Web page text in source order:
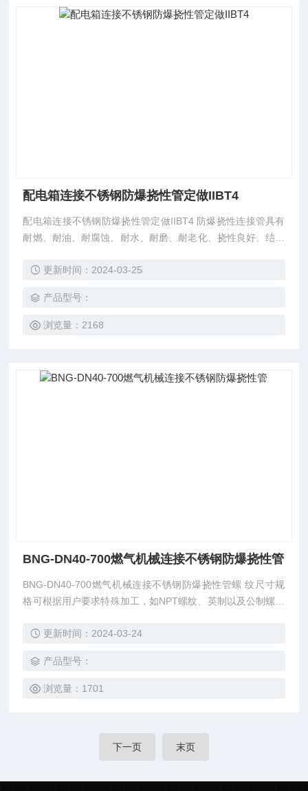
配电箱连接不锈钢防爆挠性管定做IIBT4
配电箱连接不锈钢防爆挠性管定做IIBT4 防爆挠性连接管具有
耐燃、耐油、耐腐蚀、耐水、耐磨、耐老化、挠性良好、结构
用！ 更新时间：2024-03-25
产品型号：
浏览量：2168
BNG-DN40-700燃气机械连接不锈钢防爆挠性管
BNG-DN40-700燃气机械连接不锈钢防爆挠性管螺 纹尺寸规
格可根据用户要求特殊加工，如NPT螺纹、英制以及公制螺纹
mm可供选择，也可根据用户需求订制其它长度； 有04不锈钢
更新时间：2024-03-24
产品型号：
浏览量：1701
下一页 末页